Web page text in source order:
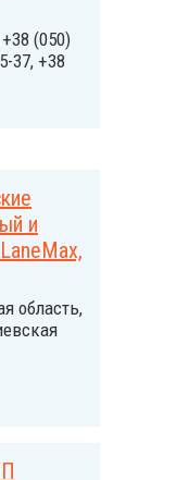
(050)
37, +38
и
область,